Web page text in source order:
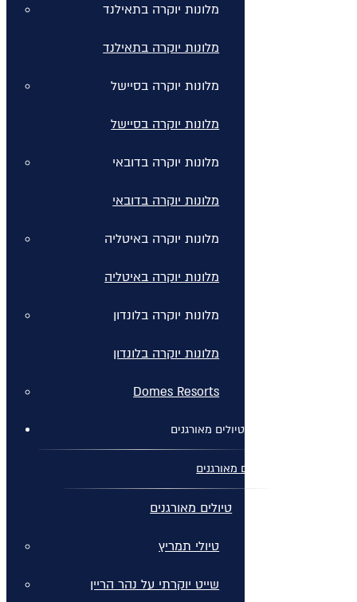
מלונות יוקרה בתאילנד
מלונות יוקרה בתאילנד
מלונות יוקרה בסיישל
מלונות יוקרה בסיישל
מלונות יוקרה בדובאי
מלונות יוקרה בדובאי
מלונות יוקרה באיטליה
מלונות יוקרה באיטליה
מלונות יוקרה בלונדון
מלונות יוקרה בלונדון
Domes Resorts
טיולים מאורגנים
טיולים מאורגנים
טיולים מאורגנים
טיולי תמריץ
שייט יוקרתי על נהר הריין